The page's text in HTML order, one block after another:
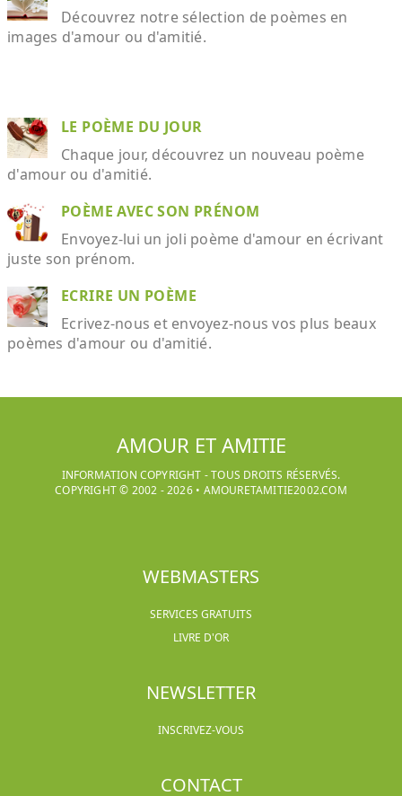
Découvrez notre sélection de poèmes en
images d'amour ou d'amitié.
LE POÈME DU JOUR
Chaque jour, découvrez un nouveau poème
d'amour ou d'amitié.
POÈME AVEC SON PRÉNOM
Envoyez-lui un joli poème d'amour en écrivant
juste son prénom.
ECRIRE UN POÈME
Ecrivez-nous et envoyez-nous vos plus beaux
poèmes d'amour ou d'amitié.
AMOUR ET AMITIE
INFORMATION COPYRIGHT - TOUS DROITS RÉSERVÉS.
COPYRIGHT © 2002 -2026• AMOURETAMITIE2002.COM
WEBMASTERS
SERVICES GRATUITS
LIVRE D'OR
NEWSLETTER
INSCRIVEZ-VOUS
CONTACT